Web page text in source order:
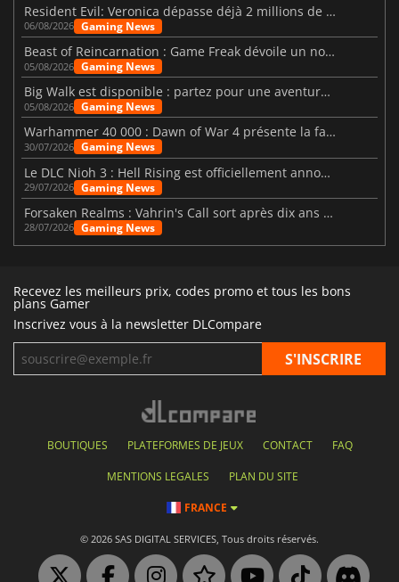
Resident Evil: Veronica dépasse déjà 2 millions de wishlists
06/08/2026 Gaming News
Beast of Reincarnation : Game Freak dévoile un nouveau pari
05/08/2026 Gaming News
Big Walk est disponible : partez pour une aventure entre amis
05/08/2026 Gaming News
Warhammer 40 000 : Dawn of War 4 présente la faction des Nécrons
30/07/2026 Gaming News
Le DLC Nioh 3 : Hell Rising est officiellement annoncé
29/07/2026 Gaming News
Forsaken Realms : Vahrin's Call sort après dix ans de développement
28/07/2026 Gaming News
Recevez les meilleurs prix, codes promo et tous les bons
plans Gamer
Inscrivez vous à la newsletter DLCompare
BOUTIQUES PLATEFORMES DE JEUX CONTACT FAQ
MENTIONS LEGALES PLAN DU SITE
FRANCE
© 2026 SAS DIGITAL SERVICES, Tous droits réservés.